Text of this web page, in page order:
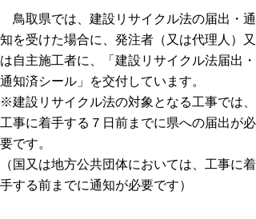
鳥取県では、建設リサイクル法の届出・通
知を受けた場合に、発注者（又は代理人）又
は自主施工者に、「建設リサイクル法届出・
通知済シール」を交付しています。
※建設リサイクル法の対象となる工事では、
工事に着手する７日前までに県への届出が必
要です。
（国又は地方公共団体においては、工事に着
手する前までに通知が必要です）